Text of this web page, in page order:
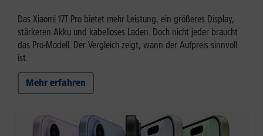
Das Xiaomi 17T Pro bietet mehr Leistung, ein größeres Display,
stärkeren Akku und kabelloses Laden. Doch nicht jeder braucht
das Pro-Modell. Der Vergleich zeigt, wann der Aufpreis sinnvoll
ist.
Mehr erfahren